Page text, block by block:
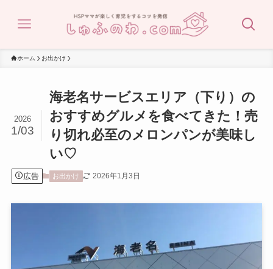
ホーム お出かけ
海老名サービスエリア（下り）の
おすすめグルメを食べてきた！売
り切れ必至のメロンパンが美味し
い♡
2026
1/03
広告 お出かけ 2026年1月3日